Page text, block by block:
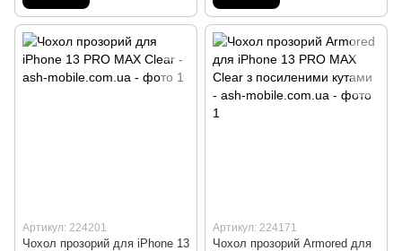
Артикул: 224201
Чохол прозорий для iPhone 13
Артикул: 224171
Чохол прозорий Armored для